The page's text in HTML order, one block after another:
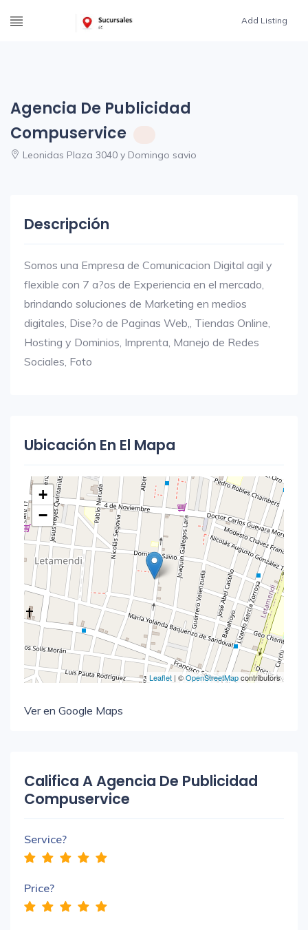
Add Listing
Agencia De Publicidad
Compuservice
Leonidas Plaza 3040 y Domingo savio
Descripción
Somos una Empresa de Comunicacion Digital agil y
flexible con 7 a?os de Experiencia en el mercado,
brindando soluciones de Marketing en medios
digitales, Dise?o de Paginas Web,, Tiendas Online,
Hosting y Dominios, Imprenta, Manejo de Redes
Sociales, Foto
Ubicación En El Mapa
+
−
Leaflet | ©OpenStreetMapcontributors
Ver en Google Maps
Califica A Agencia De Publicidad
Compuservice
Service?
Price?